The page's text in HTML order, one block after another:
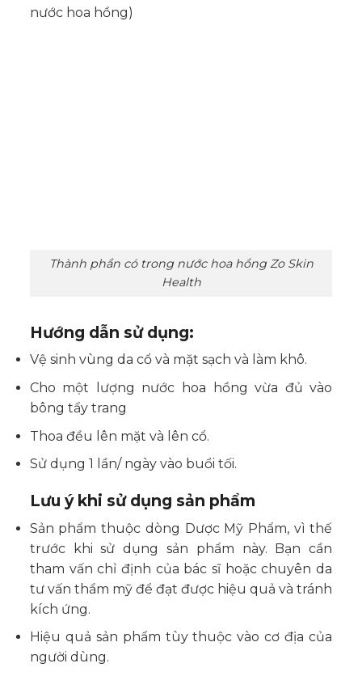
nước hoa hồng)
Thành phần có trong nước hoa hồng Zo Skin
Health
Hướng dẫn sử dụng:
Vệ sinh vùng da cổ và mặt sạch và làm khô.
Cho một lượng nước hoa hồng vừa đủ vào
bông tẩy trang
Thoa đều lên mặt và lên cổ.
Sử dụng 1 lần/ ngày vào buổi tối.
Lưu ý khi sử dụng sản phẩm
Sản phẩm thuộc dòng Dược Mỹ Phẩm, vì thế
trước khi sử dụng sản phẩm này. Bạn cần
tham vấn chỉ định của bác sĩ hoặc chuyên da
tư vấn thẩm mỹ để đạt được hiệu quả và tránh
kích ứng.
Hiệu quả sản phẩm tùy thuộc vào cơ địa của
người dùng.